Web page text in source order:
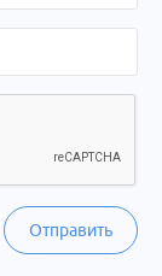
Отправить